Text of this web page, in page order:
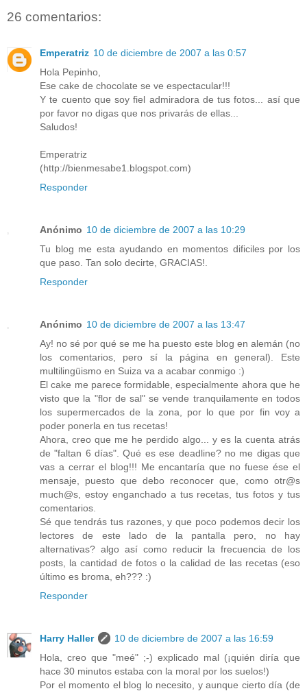
26 comentarios:
Emperatriz 10 de diciembre de 2007 a las 0:57
Hola Pepinho,
Ese cake de chocolate se ve espectacular!!!
Y te cuento que soy fiel admiradora de tus fotos... así que
por favor no digas que nos privarás de ellas...
Saludos!
Emperatriz
(http://bienmesabe1.blogspot.com)
Responder
Anónimo 10 de diciembre de 2007 a las 10:29
Tu blog me esta ayudando en momentos dificiles por los
que paso. Tan solo decirte, GRACIAS!.
Responder
Anónimo 10 de diciembre de 2007 a las 13:47
Ay! no sé por qué se me ha puesto este blog en alemán (no
los comentarios, pero sí la página en general). Este
multilingüismo en Suiza va a acabar conmigo :)
El cake me parece formidable, especialmente ahora que he
visto que la "flor de sal" se vende tranquilamente en todos
los supermercados de la zona, por lo que por fin voy a
poder ponerla en tus recetas!
Ahora, creo que me he perdido algo... y es la cuenta atrás
de "faltan 6 días". Qué es ese deadline? no me digas que
vas a cerrar el blog!!! Me encantaría que no fuese ése el
mensaje, puesto que debo reconocer que, como otr@s
much@s, estoy enganchado a tus recetas, tus fotos y tus
comentarios.
Sé que tendrás tus razones, y que poco podemos decir los
lectores de este lado de la pantalla pero, no hay
alternativas? algo así como reducir la frecuencia de los
posts, la cantidad de fotos o la calidad de las recetas (eso
último es broma, eh??? :)
Responder
Harry Haller
10 de diciembre de 2007 a las 16:59
Hola, creo que "meé" ;-) explicado mal (¡quién diría que
hace 30 minutos estaba con la moral por los suelos!)
Por el momento el blog lo necesito, y aunque cierto día (de